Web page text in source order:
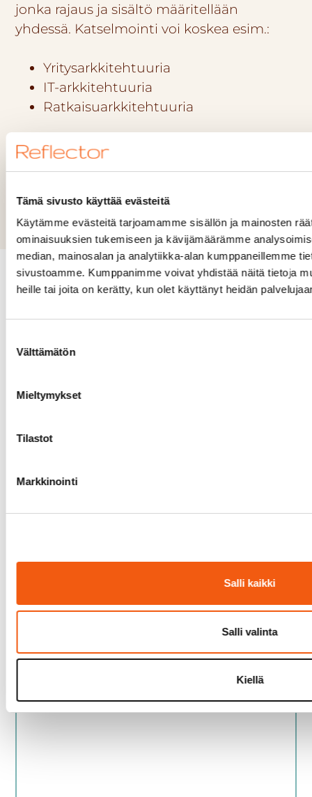
Tämä sivusto käyttää evästeitä
Käytämme evästeitä tarjoamamme sisällön ja mainosten
ominaisuuksien tukemiseen ja kävijämäärämme
median, mainosalan ja analytiikka-alan kumppaneillemme
sivustoamme. Kumppanimme voivat yhdistää näitä tietoja
heille tai joita on kerätty, kun olet käyttänyt heidän
valinta
Välttämätön
Mieltymykset
Tilastot
Markkinointi
Salli kaikki
Salli valinta
Kiellä
jonka rajaus ja sisältö määritellään
yhdessä. Katselmointi voi koskea esim.:
Yritysarkkitehtuuria
IT-arkkitehtuuria
Ratkaisuarkkitehtuuria
Katselmoinnin tuloksena saat selkeän
kehittämissuositukset asioiden viemiseksi
eteenpäin.
Asiakkaamme sanovat
asiantuntija, joka pystyy
arkkitehtuurista alkaen.